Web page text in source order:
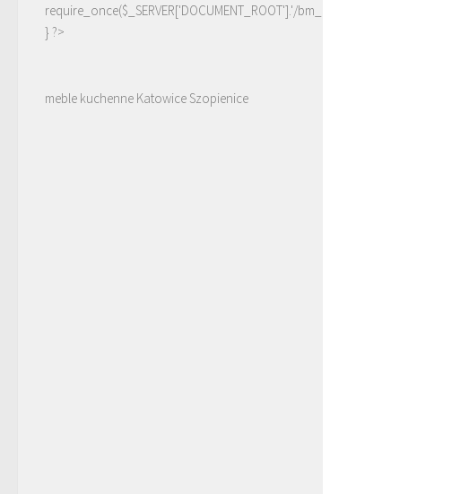
require_once($_SERVER['DOCUMENT_ROOT'].'/bm_linki.php');
} ?>
meble kuchenne Katowice Szopienice